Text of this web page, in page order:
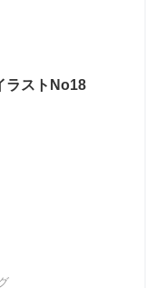
ラストNo18